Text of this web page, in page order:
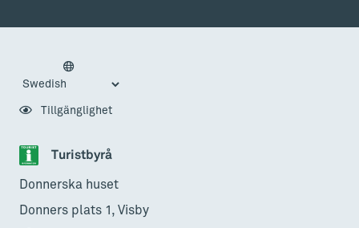
Turistbyrå
Donnerska huset
Donners plats 1, Visby
Tillgänglighet